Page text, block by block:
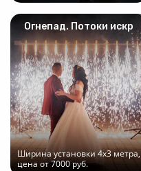
Огнепад. Потоки искр
Ширина установки 4х3 метра,
цена от 7000 руб.